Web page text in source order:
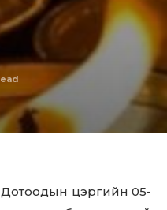
Дотоодын цэргийн 05-